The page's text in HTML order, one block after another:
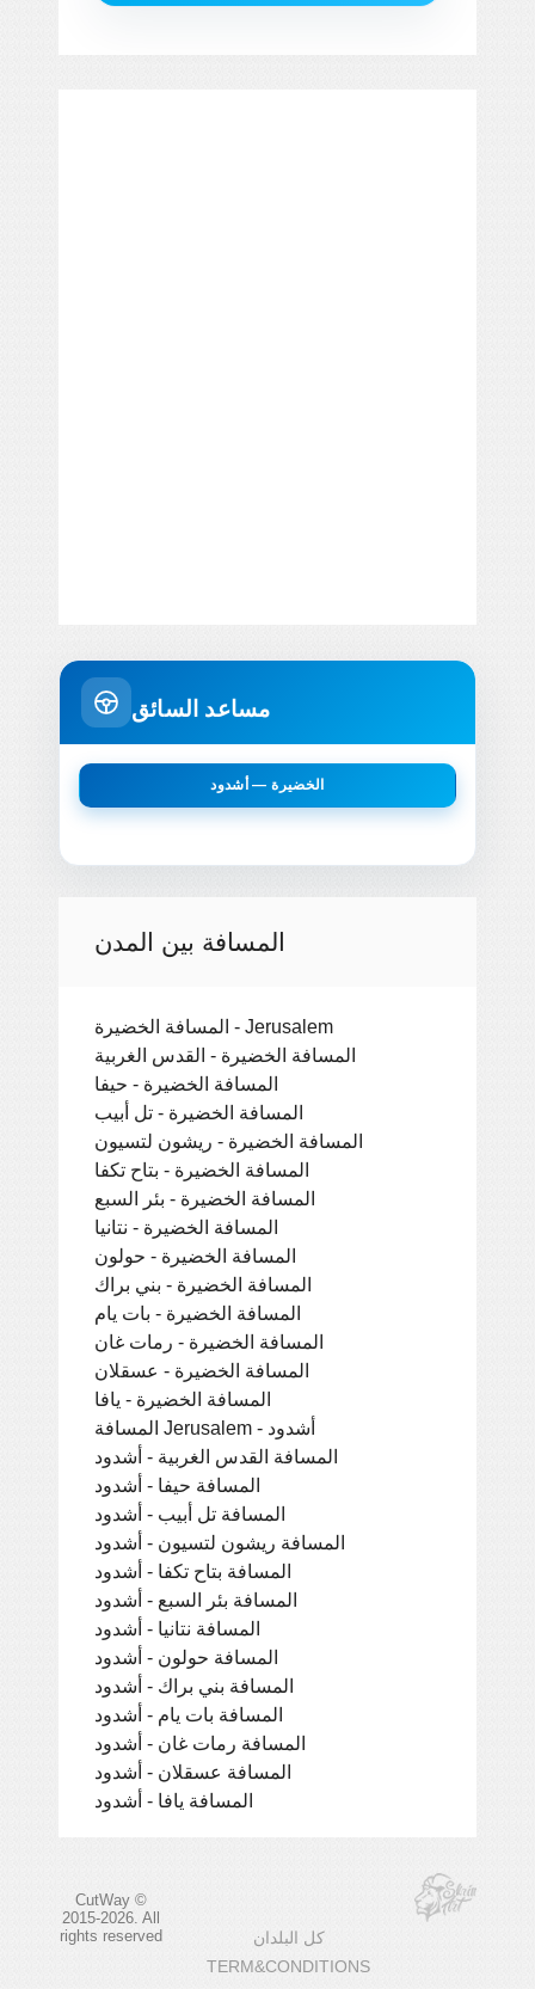
مساعد السائق
الخضيرة — أشدود
المسافة بين المدن
المسافة الخضيرة - Jerusalem
المسافة الخضيرة - القدس الغربية
المسافة الخضيرة - حيفا
المسافة الخضيرة - تل أبيب
المسافة الخضيرة - ريشون لتسيون
المسافة الخضيرة - بتاح تكفا
المسافة الخضيرة - بئر السبع
المسافة الخضيرة - نتانيا
المسافة الخضيرة - حولون
المسافة الخضيرة - بني براك
المسافة الخضيرة - بات يام
المسافة الخضيرة - رمات غان
المسافة الخضيرة - عسقلان
المسافة الخضيرة - يافا
المسافة Jerusalem - أشدود
المسافة القدس الغربية - أشدود
المسافة حيفا - أشدود
المسافة تل أبيب - أشدود
المسافة ريشون لتسيون - أشدود
المسافة بتاح تكفا - أشدود
المسافة بئر السبع - أشدود
المسافة نتانيا - أشدود
المسافة حولون - أشدود
المسافة بني براك - أشدود
المسافة بات يام - أشدود
المسافة رمات غان - أشدود
المسافة عسقلان - أشدود
المسافة يافا - أشدود
CutWay ©
2015-2026. All
rights reserved
كل البلدان
TERM&CONDITIONS